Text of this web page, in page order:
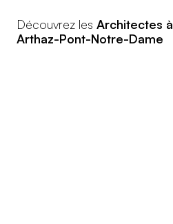
Découvrez les Architectes à
Arthaz-Pont-Notre-Dame